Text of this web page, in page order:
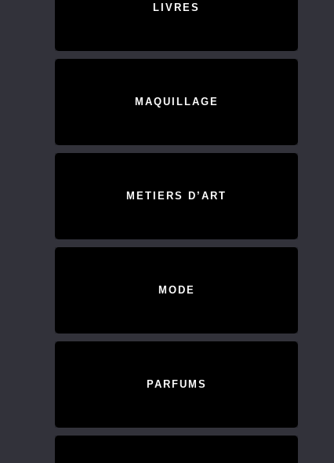
LIVRES
MAQUILLAGE
METIERS D’ART
MODE
PARFUMS